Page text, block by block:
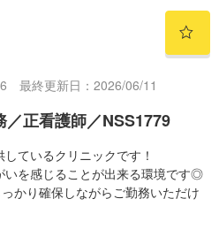
最終更新日：2026/06/11
正看護師／NSS1779
ているクリニックです！
いを感じることが出来る環境です◎
かり確保しながらご勤務いただけ